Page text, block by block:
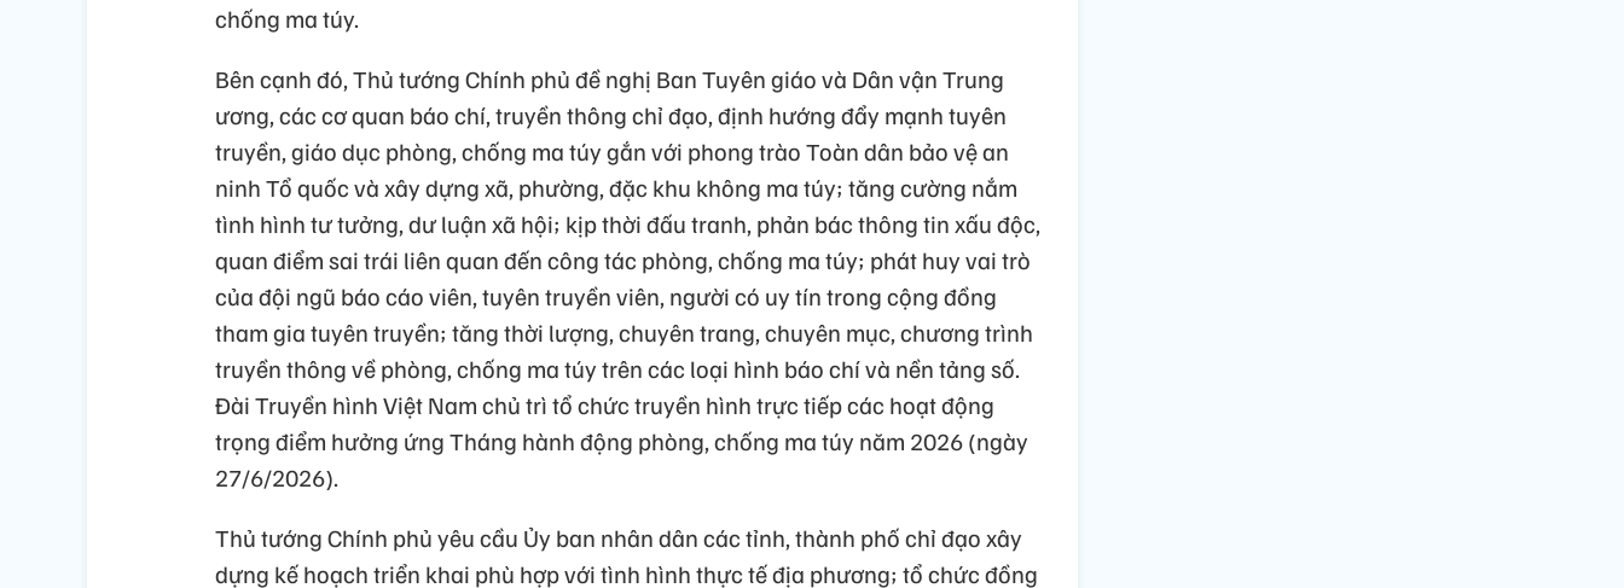
chống ma túy.
Bên cạnh đó, Thủ tướng Chính phủ đề nghị Ban Tuyên giáo và Dân vận Trung
ương, các cơ quan báo chí, truyền thông chỉ đạo, định hướng đẩy mạnh tuyên
truyền, giáo dục phòng, chống ma túy gắn với phong trào Toàn dân bảo vệ an
ninh Tổ quốc và xây dựng xã, phường, đặc khu không ma túy; tăng cường nắm
tình hình tư tưởng, dư luận xã hội; kịp thời đấu tranh, phản bác thông tin xấu độc,
quan điểm sai trái liên quan đến công tác phòng, chống ma túy; phát huy vai trò
của đội ngũ báo cáo viên, tuyên truyền viên, người có uy tín trong cộng đồng
tham gia tuyên truyền; tăng thời lượng, chuyên trang, chuyên mục, chương trình
truyền thông về phòng, chống ma túy trên các loại hình báo chí và nền tảng số.
Đài Truyền hình Việt Nam chủ trì tổ chức truyền hình trực tiếp các hoạt động
trọng điểm hưởng ứng Tháng hành động phòng, chống ma túy năm 2026 (ngày
27/6/2026).
Thủ tướng Chính phủ yêu cầu Ủy ban nhân dân các tỉnh, thành phố chỉ đạo xây
dựng kế hoạch triển khai phù hợp với tình hình thực tế địa phương; tổ chức đồng